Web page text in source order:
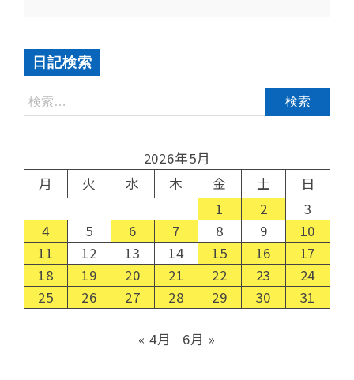
日記検索
2026年5月
月
火 水 木 金 土
日
1
2
3
4
5 6 7 8 9
10
11
12 13 14 15 16
17
18
19 20 21 22 23
24
25
26 27 28 29 30 31
« 4月 6月 »